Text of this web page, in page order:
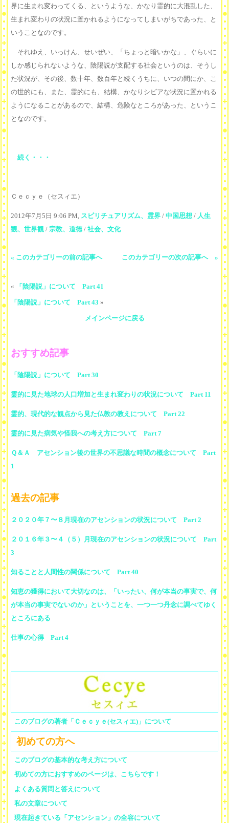
界に生まれ変わってくる、というような、かなり霊的に大混乱した、
生まれ変わりの状況に置かれるようになってしまいがちであった、と
いうことなのです。
それゆえ、いっけん、せいぜい、「ちょっと暗いかな」、ぐらいに
しか感じられないような、陰陽説が支配する社会というのは、そうし
た状況が、その後、数十年、数百年と続くうちに、いつの間にか、こ
の世的にも、また、霊的にも、結構、かなりシビアな状況に置かれる
ようになることがあるので、結構、危険なところがあった、というこ
となのです。
続く・・・
Ｃｅｃｙｅ（セスィエ）
2012年7月5日 9:06 PM, スピリチュアリズム、霊界 / 中国思想 / 人生
観、世界観 / 宗教、道徳/ 社会、文化
« このカテゴリーの前の記事へ このカテゴリーの次の記事へ »
« 「陰陽説」について Part 41
「陰陽説」について Part 43 »
メインページに戻る
おすすめ記事
「陰陽説」について Part 30
霊的に見た地球の人口増加と生まれ変わりの状況について Part 11
霊的、現代的な観点から見た仏教の教えについて Part 22
霊的に見た病気や怪我への考え方について Part 7
Ｑ＆Ａ アセンション後の世界の不思議な時間の概念について Part
1
過去の記事
２０２０年７〜８月現在のアセンションの状況について Part 2
２０１６年３〜４（５）月現在のアセンションの状況について Part
3
知ることと人間性の関係について Part 40
知恵の獲得において大切なのは、「いったい、何が本当の事実で、何
が本当の事実でないのか」ということを、一つ一つ丹念に調べてゆく
ところにある
仕事の心得 Part 4
このブログの著者「Ｃｅｃｙｅ(セスィエ)」について
初めての方へ
このブログの基本的な考え方について
初めての方におすすめのページは、こちらです！
よくある質問と答えについて
私の文章について
現在起きている「アセンション」の全容について